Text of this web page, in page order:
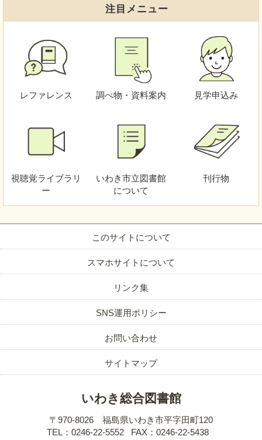
注目メニュー
レファレンス 調べ物・資料案内 見学申込み
視聴覚ライブラリ
ー
いわき市立図書館
について
刊行物
いわき総合図書館
〒970-8026 福島県いわき市平字田町120
TEL：0246-22-5552
FAX：0246-22-5438
このサイトについて
スマホサイトについて
リンク集
SNS運用ポリシー
お問い合わせ
サイトマップ